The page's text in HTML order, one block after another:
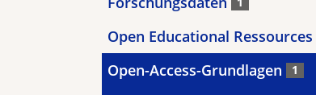
Open Educational Ressources
Open-Access-Grundlagen 1